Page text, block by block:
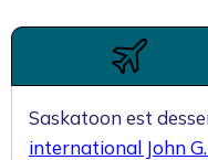
Saskatoon est
international John